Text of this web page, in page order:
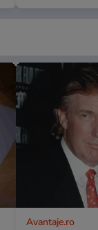
Avantaje.ro